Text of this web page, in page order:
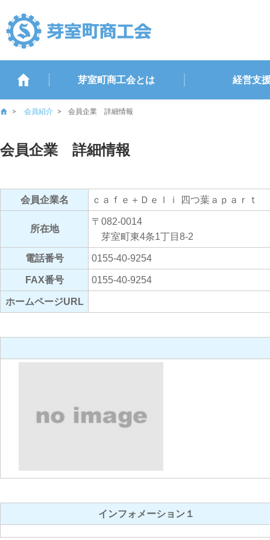
芽室町商工会とは 経営支
会員紹介 会員企業 詳細情報
会員企業 詳細情報
会員企業名 ｃａｆｅ＋Ｄｅｌｉ 四つ葉ａｐａｒｔ
所在地
〒082-0014
芽室町東4条1丁目8-2
電話番号 0155-40-9254
FAX番号 0155-40-9254
ホームページURL
インフォメーション１